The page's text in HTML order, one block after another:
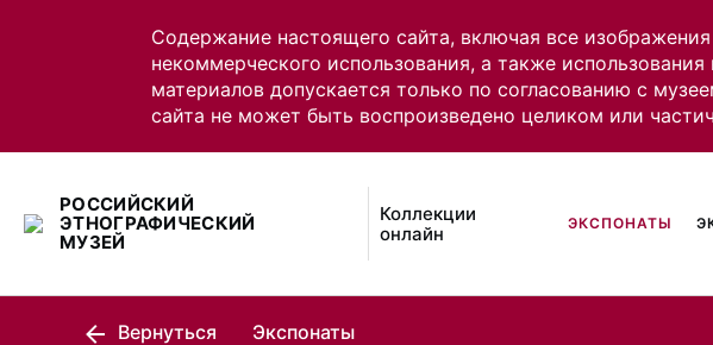
Содержание настоящего сайта, включая все
некоммерческого использования, а также
материалов допускается только по согласованию с
сайта не может быть воспроизведено целиком или
РОССИЙСКИЙ
ЭТНОГРАФИЧЕСКИЙ
МУЗЕЙ
Коллекции
онлайн
ЭКСПОНАТЫ
Вернуться Экспонаты